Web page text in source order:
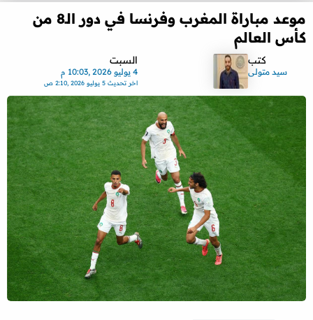
موعد مباراة المغرب وفرنسا في دور الـ8 من
كأس العالم
كتب
سيد متولى
السبت
4 يوليو 2026 ,10:03 م
اخر تحديث5 يوليو 2026 ,2:10 ص